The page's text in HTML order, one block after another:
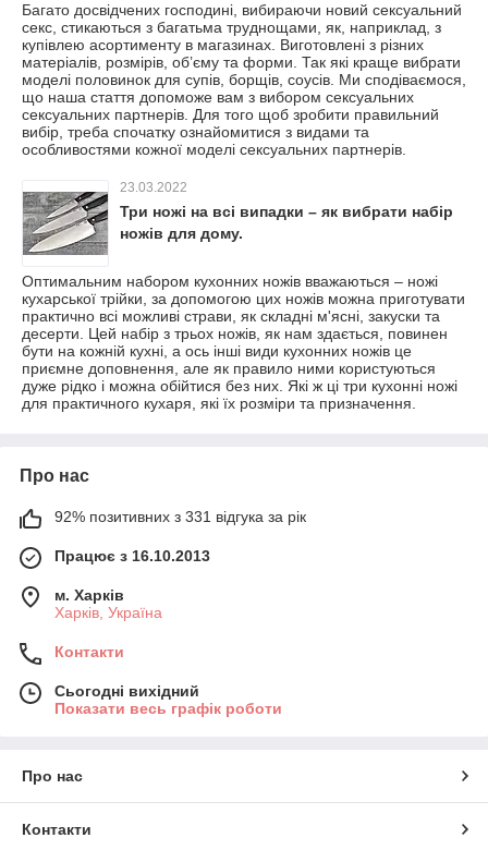
Багато досвідчених господині, вибираючи новий сексуальний
секс, стикаються з багатьма труднощами, як, наприклад, з
купівлею асортименту в магазинах. Виготовлені з різних
матеріалів, розмірів, об’єму та форми. Так які краще вибрати
моделі половинок для супів, борщів, соусів. Ми сподіваємося,
що наша стаття допоможе вам з вибором сексуальних
сексуальних партнерів. Для того щоб зробити правильний
вибір, треба спочатку ознайомитися з видами та
особливостями кожної моделі сексуальних партнерів.
23.03.2022
Три ножі на всі випадки – як вибрати набір
ножів для дому.
Оптимальним набором кухонних ножів вважаються – ножі
кухарської трійки, за допомогою цих ножів можна приготувати
практично всі можливі страви, як складні м'ясні, закуски та
десерти. Цей набір з трьох ножів, як нам здається, повинен
бути на кожній кухні, а ось інші види кухонних ножів це
приємне доповнення, але як правило ними користуються
дуже рідко і можна обійтися без них. Які ж ці три кухонні ножі
для практичного кухаря, які їх розміри та призначення.
Про нас
92% позитивних з 331 відгука за рік
Працює з 16.10.2013
м. Харків
Харків, Україна
Контакти
Сьогодні вихідний
Показати весь графік роботи
Про нас
Контакти